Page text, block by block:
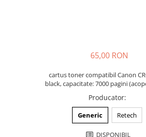
65,00 RON
cartus toner compatibil Canon
black, capacitate: 7000 pagini
Producator:
Generic Retech
DISPONIBIL